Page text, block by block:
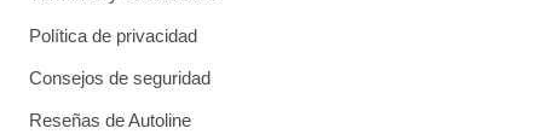
Política de privacidad
Consejos de seguridad
Reseñas de Autoline